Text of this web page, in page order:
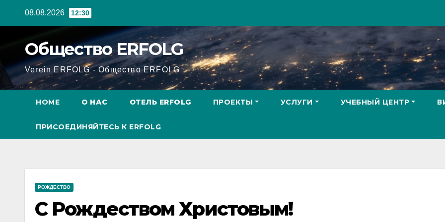
08.08.2026 12:30
Общество ERFOLG
Verein ERFOLG - Общество ERFOLG
HOME О НАС ОТЕЛЬ ERFOLG ПРОЕКТЫ УСЛУГИ УЧЕБНЫЙ ЦЕНТР
ПРИСОЕДИНЯЙТЕСЬ К ERFOLG
РОЖДЕСТВО
С Рождеством Христовым!